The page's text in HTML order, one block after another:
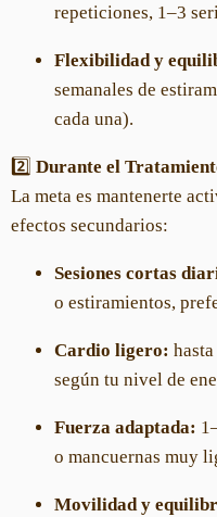
repeticiones, 1–3
Flexibilidad y
semanales de
cada una).
2️⃣ Durante el
La meta es mantenerte
efectos secundarios:
Sesiones cortas
o estiramientos,
Cardio ligero:
según tu nivel de
Fuerza adaptada:
o mancuernas muy
Movilidad y